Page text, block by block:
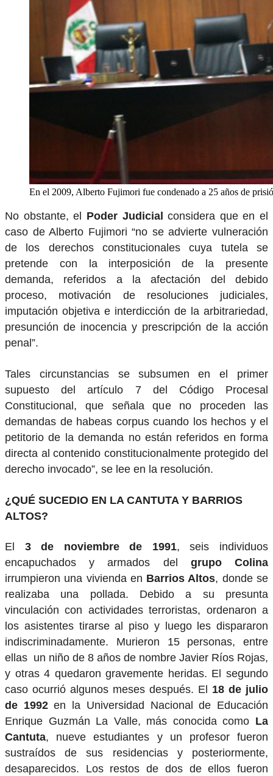
En el 2009, Alberto Fujimori fue condenado a 25 años de
No obstante, el Poder Judicial considera que en el
caso de Alberto Fujimori “no se advierte vulneración
de los derechos constitucionales cuya tutela se
pretende con la interposición de la presente
demanda, referidos a la afectación del debido
proceso, motivación de resoluciones judiciales,
imputación objetiva e interdicción de la arbitrariedad,
presunción de inocencia y prescripción de la acción
penal”.
Tales circunstancias se subsumen en el primer
supuesto del artículo 7 del Código Procesal
Constitucional, que señala que no proceden las
demandas de habeas corpus cuando los hechos y el
petitorio de la demanda no están referidos en forma
directa al contenido constitucionalmente protegido del
derecho invocado”, se lee en la resolución.
¿QUÉ SUCEDIO EN LA CANTUTA Y BARRIOS
ALTOS?
El 3 de noviembre de 1991, seis individuos
encapuchados y armados del grupo Colina
irrumpieron una vivienda en Barrios Altos, donde se
realizaba una pollada. Debido a su presunta
vinculación con actividades terroristas, ordenaron a
los asistentes tirarse al piso y luego les dispararon
indiscriminadamente. Murieron 15 personas, entre
ellas un niño de 8 años de nombre Javier Ríos Rojas,
y otras 4 quedaron gravemente heridas. El segundo
caso ocurrió algunos meses después. El 18 de julio
de 1992en la Universidad Nacional de Educación
Enrique Guzmán La Valle, más conocida como La
Cantuta, nueve estudiantes y un profesor fueron
sustraídos de sus residencias y posteriormente,
desaparecidos. Los restos de dos de ellos fueron